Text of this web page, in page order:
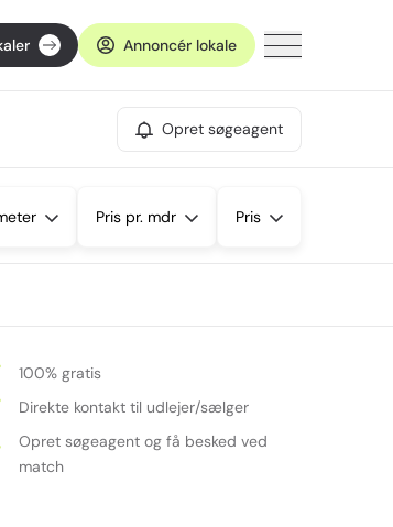
Annoncér lokale
Opret søgeagent
Pris pr. mdr Pris
100% gratis
Direkte kontakt til udlejer/sælger
Opret søgeagent og få besked ved
match